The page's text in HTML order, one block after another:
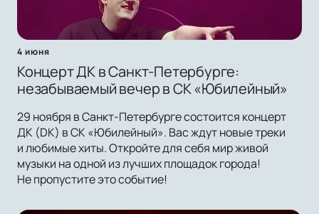
4 июня
Концерт ДК в Санкт-Петербурге:
незабываемый вечер в СК «Юбилейный»
29 ноября в Санкт-Петербурге состоится концерт
ДК (DK) в СК «Юбилейный». Вас ждут новые треки
и любимые хиты. Откройте для себя мир живой
музыки на одной из лучших площадок города!
Не пропустите это событие!